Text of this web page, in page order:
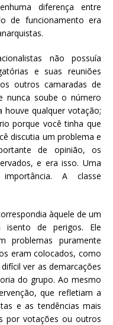
diferença entre
de funcionamento era
não possuía
e suas reuniões
outros camaradas de
nunca soube o número
qualquer votação;
porque você tinha que
discutia um problema e
de opinião, os
e era isso. Uma
A classe
àquele de um
isento de perigos. Ele
puramente
eram colocados, como
ver as demarcações
do grupo. Ao mesmo
que refletiam a
e as tendências mais
por votações ou outros